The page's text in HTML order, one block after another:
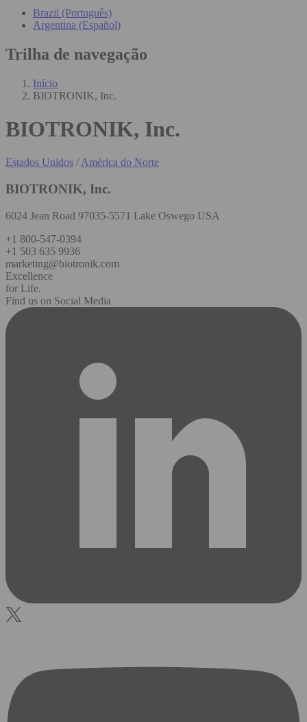
Brazil (Português)
Argentina (Español)
Trilha de navegação
Início
BIOTRONIK, Inc.
BIOTRONIK, Inc.
Estados Unidos /América do Norte
BIOTRONIK, Inc.
6024 Jean Road 97035-5571 Lake Oswego USA
+1 800-547-0394
+1 503 635 9936
marketing@biotronik.com
Excellence
for Life.
Find us on Social Media